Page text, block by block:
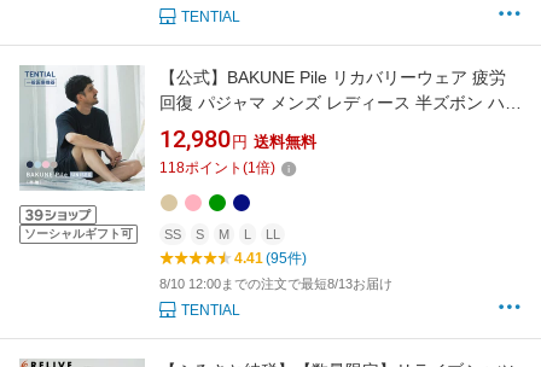
TENTIAL
ソーシャルギフト可
【公式】BAKUNE Pile リカバリーウェア 疲労
回復 パジャマ メンズ レディース 半ズボン ハー
フパンツ テンシャル バクネ ユニセックス パイ
ル タオル生地 ルームウェア 部屋着 健康 プレゼ
ント ギフト 一般医療機器 血行促進
12,980 円 送料無料
118ポイント (1倍)
SS S M L LL
4.41(95件)
8/10 12:00までの注文で最短8/13お届け
TENTIAL